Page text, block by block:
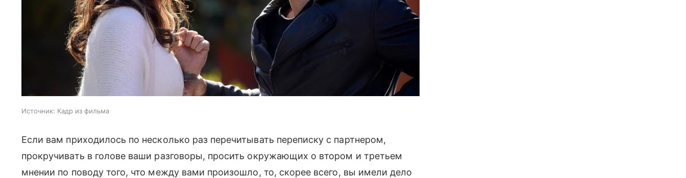
Источник: Кадр из фильма
Если вам приходилось по несколько раз перечитывать переписку с партнером,
прокручивать в голове ваши разговоры, просить окружающих о втором и третьем
мнении по поводу того, что между вами произошло, то, скорее всего, вы имели дело